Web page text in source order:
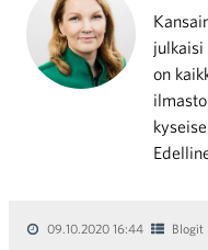
on
09.10.2020 16:44 Blogit